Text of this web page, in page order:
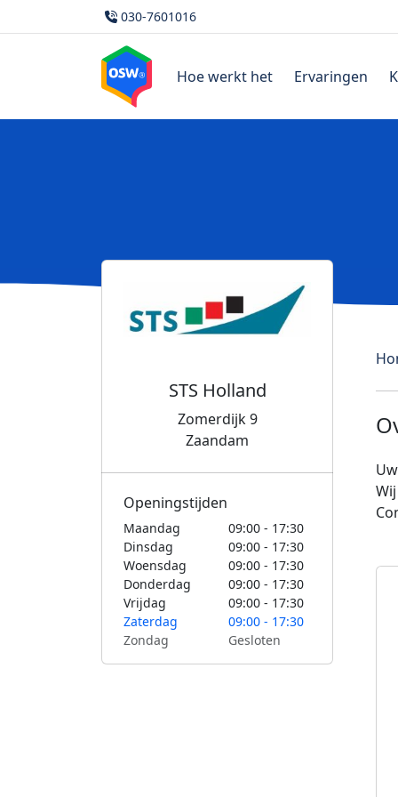
030-7601016
Hoe werkt het Ervaringen
STS Holland
Zomerdijk 9
Zaandam
Openingstijden
Maandag
09:00 - 17:30
Dinsdag
09:00 - 17:30
Woensdag
09:00 - 17:30
Donderdag
09:00 - 17:30
Vrijdag
09:00 - 17:30
Zaterdag
09:00 - 17:30
Zondag
Gesloten